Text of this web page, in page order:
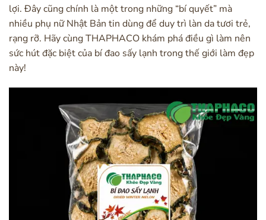
lợi. Đây cũng chính là một trong những “bí quyết” mà
nhiều phụ nữ Nhật Bản tin dùng để duy trì làn da tươi trẻ,
rạng rỡ. Hãy cùng THAPHACO khám phá điều gì làm nên
sức hút đặc biệt của bí đao sấy lạnh trong thế giới làm đẹp
này!